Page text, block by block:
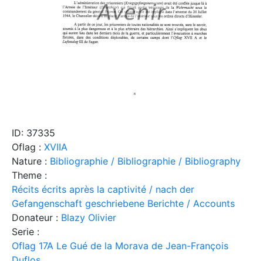
ID: 37335
Oflag : XVIIA
Nature : Bibliographie / Bibliographie / Bibliography
Theme :
Récits écrits après la captivité / nach der
Gefangenschaft geschriebene Berichte / Accounts
Donateur : Blazy Olivier
Serie :
Oflag 17A Le Gué de la Morava de Jean-François